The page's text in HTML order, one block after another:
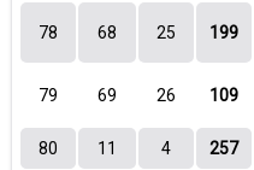
78 68 25 199
79 69 26 109
80
11 4 257